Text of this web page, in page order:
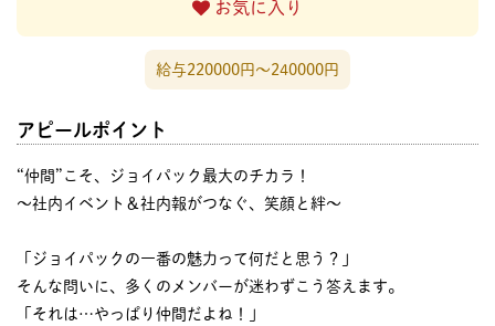
お気に入り
給与220000円〜240000円
アピールポイント
“仲間”こそ、ジョイパック最大のチカラ！
～社内イベント＆社内報がつなぐ、笑顔と絆～
「ジョイパックの一番の魅力って何だと思う？」
そんな問いに、多くのメンバーが迷わずこう答えます。
「それは…やっぱり仲間だよね！」